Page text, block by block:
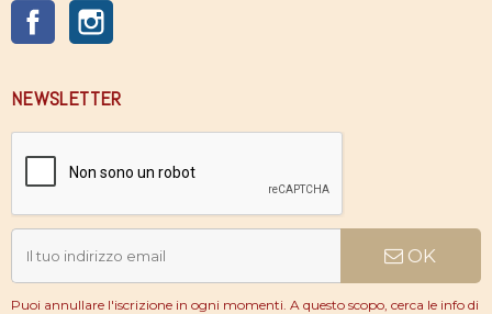
Facebook
NEWSLETTER
OK
Puoi annullare l'iscrizione in ogni momenti. A questo scopo, cerca le info di